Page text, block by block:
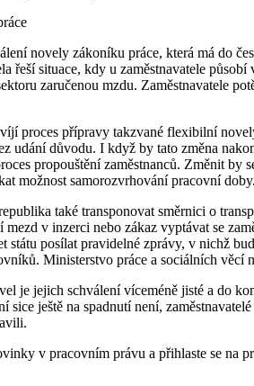
novely zákoníku práce, která má do
řeší situace, kdy u zaměstnavatele
zaručenou mzdu. Zaměstnavatele
proces přípravy takzvané flexibilní
udání důvodu. I když by tato změna
propouštění zaměstnanců. Změnit
možnost samorozvrhování pracovní doby.
také transponovat směrnici o
mezd v inzerci nebo zákaz vyptávat se
státu posílat pravidelné zprávy, v nichž
Ministerstvo práce a sociálních věcí
je jejich schválení víceméně jisté a do
sice ještě na spadnutí není,
v pracovním právu a přihlaste se na